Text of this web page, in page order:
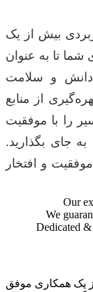
بیش از یک
تا به عنوان
دانش و سلامت
از منابع
را با موفقیت
جای بگذارید.
و افتخار
Our
We
Dedicated
یک همکاری موفق